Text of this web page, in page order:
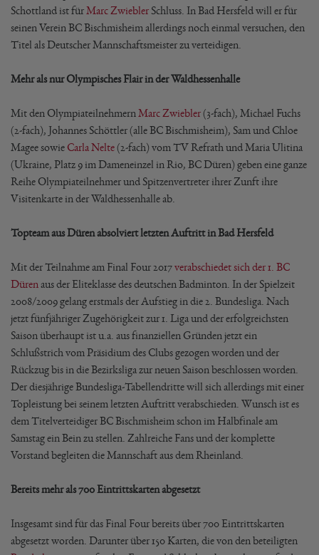
Schottland ist fürMarc ZwieblerSchluss. In Bad Hersfeld will er für
seinen Verein BC Bischmisheim allerdings noch einmal versuchen, den
Titel als Deutscher Mannschaftsmeister zu verteidigen.
Mehr als nur Olympisches Flair in der Waldhessenhalle
Mit den Olympiateilnehmern Marc Zwiebler(3-fach), Michael Fuchs
(2-fach), Johannes Schöttler (alle BC Bischmisheim), Sam und Chloe
Magee sowieCarla Nelte(2-fach) vom TV Refrath und Maria Ulitina
(Ukraine, Platz 9 im Dameneinzel in Rio, BC Düren) geben eine ganze
Reihe Olympiateilnehmer und Spitzenvertreter ihrer Zunft ihre
Visitenkarte in der Waldhessenhalle ab.
Topteam aus Düren absolviert letzten Auftritt in Bad Hersfeld
Mit der Teilnahme am Final Four 2017verabschiedet sich der 1. BC
Düren aus der Eliteklasse des deutschen Badminton. In der Spielzeit
2008/2009 gelang erstmals der Aufstieg in die 2. Bundesliga. Nach
jetzt fünfjähriger Zugehörigkeit zur 1. Liga und der erfolgreichsten
Saison überhaupt ist u.a. aus finanziellen Gründen jetzt ein
Schlußstrich vom Präsidium des Clubs gezogen worden und der
Rückzug bis in die Bezirksliga zur neuen Saison beschlossen worden.
Der diesjährige Bundesliga-Tabellendritte will sich allerdings mit einer
Topleistung bei seinem letzten Auftritt verabschieden. Wunsch ist es
dem Titelverteidiger BC Bischmisheim schon im Halbfinale am
Samstag ein Bein zu stellen. Zahlreiche Fans und der komplette
Vorstand begleiten die Mannschaft aus dem Rheinland.
Bereits mehr als 700 Eintrittskarten abgesetzt
Insgesamt sind für das Final Four bereits über 700 Eintrittskarten
abgesetzt worden. Darunter über 150 Karten, die von den beteiligten